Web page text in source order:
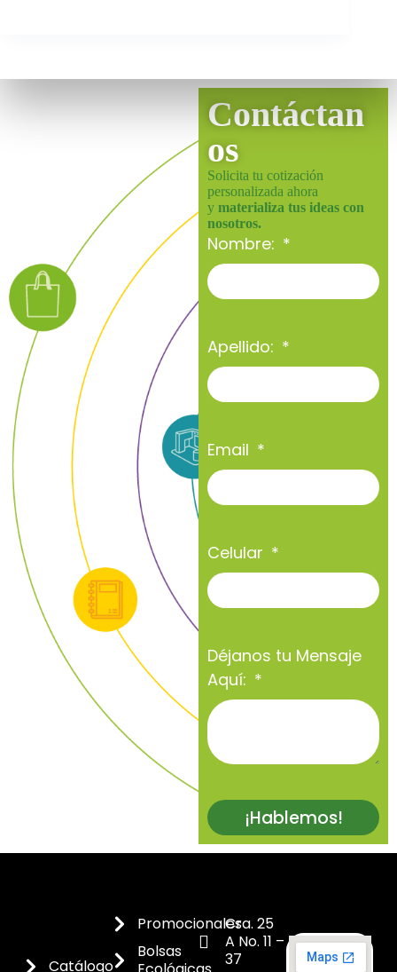
Contáctan
os
Solicita tu cotización
personalizada ahora
y materializa tus ideas con
nosotros.
Nombre:
Apellido:
Email
Celular
Déjanos tu Mensaje
Aquí:
¡Hablemos!
Catálogo
Promocionales
Bolsas
Cra. 25
A No. 11 –
37